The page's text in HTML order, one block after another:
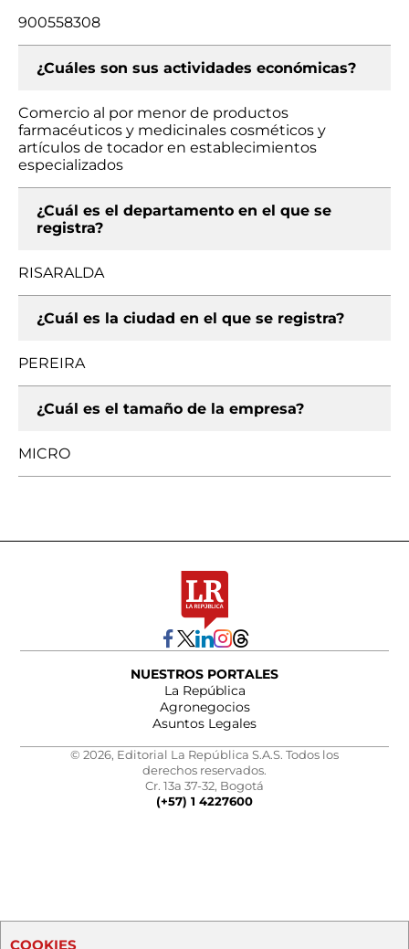
900558308
¿Cuáles son sus actividades económicas?
Comercio al por menor de productos
farmacéuticos y medicinales cosméticos y
artículos de tocador en establecimientos
especializados
¿Cuál es el departamento en el que se
registra?
RISARALDA
¿Cuál es la ciudad en el que se registra?
PEREIRA
¿Cuál es el tamaño de la empresa?
MICRO
NUESTROS PORTALES
La República
Agronegocios
Asuntos Legales
© 2026, Editorial La República S.A.S. Todos los
derechos reservados.
Cr. 13a 37-32, Bogotá
(+57) 1 4227600
COOKIES